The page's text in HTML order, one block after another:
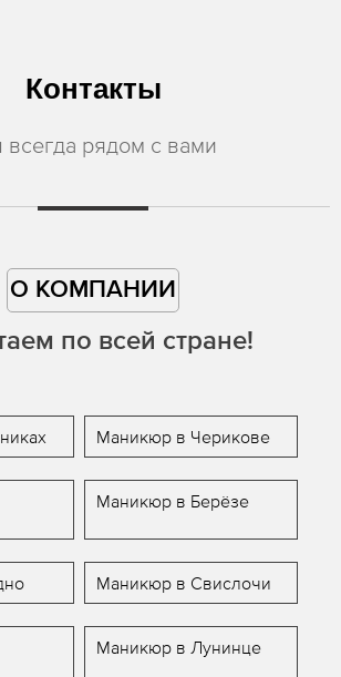
Контакты
рядом с вами
О КОМПАНИИ
по всей стране!
Маникюр в Черикове
Маникюр в Берёзе
Маникюр в Свислочи
Маникюр в Лунинце